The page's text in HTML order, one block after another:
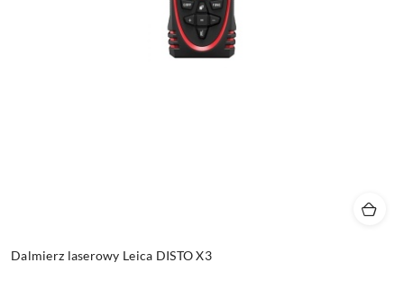
Dalmierz laserowy Leica DISTO X3